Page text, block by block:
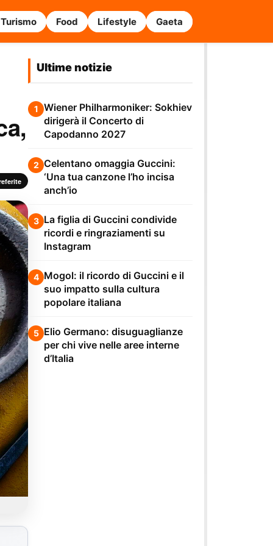
Turismo Food Lifestyle Gaeta
Ultime notizie
1 Wiener Philharmoniker: Sokhiev
dirigerà il Concerto di
Capodanno 2027
2 Celentano omaggia Guccini:
‘Una tua canzone l’ho incisa
anch’io
3 La figlia di Guccini condivide
ricordi e ringraziamenti su
Instagram
4 Mogol: il ricordo di Guccini e il
suo impatto sulla cultura
popolare italiana
5 Elio Germano: disuguaglianze
per chi vive nelle aree interne
d’Italia